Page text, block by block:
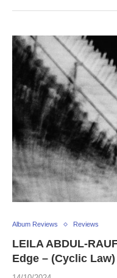
Album Reviews Reviews
LEILA ABDUL-
Edge – (Cyclic Law)